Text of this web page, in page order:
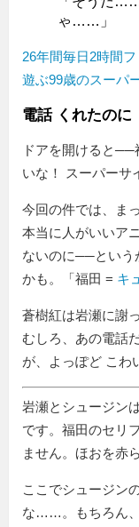
ゃ……」
26年間毎日2時間
遊ぶ99歳のスーパ
電話 くれたのに
ドアを開けると──
いな！ スーパーサ
今回の件では、ま
本当に人がいいア
ないのに──という
かも。「福田 = キ
蒼樹紅は岩瀬に謝
むしろ、あの電話
が、よっぽど こわ
岩瀬とシュージン
です。福田のセリ
ません。ほおを赤
ここでシュージン
な……。もちろん